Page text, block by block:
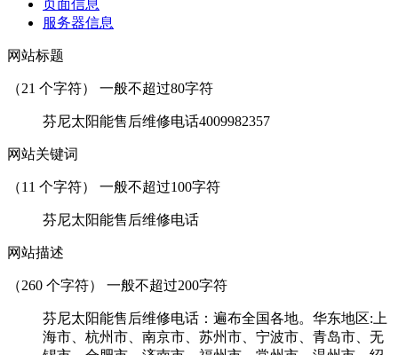
页面信息
服务器信息
网站标题
（21 个字符） 一般不超过80字符
芬尼太阳能售后维修电话4009982357
网站关键词
（11 个字符） 一般不超过100字符
芬尼太阳能售后维修电话
网站描述
（260 个字符） 一般不超过200字符
芬尼太阳能售后维修电话：遍布全国各地。华东地区:上
海市、杭州市、南京市、苏州市、宁波市、青岛市、无